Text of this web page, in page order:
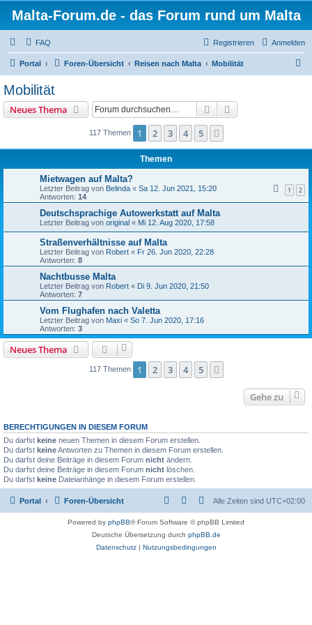
Malta-Forum.de - das Forum rund um Malta
FAQ Anmelden
Registrieren
Portal Foren-Übersicht Reisen nach Malta Mobilität
Mobilität
Neues Thema Suche
117 Themen 1 2 3 4 5
Themen
Mietwagen auf Malta?
Letzter Beitrag von Belinda « Sa 12. Jun 2021, 15:20
Antworten: 14
1 2
Deutschsprachige Autowerkstatt auf Malta
Letzter Beitrag von original « Mi 12. Aug 2020, 17:58
Straßenverhältnisse auf Malta
Letzter Beitrag von Robert « Fr 26. Jun 2020, 22:28
Antworten: 8
Nachtbusse Malta
Letzter Beitrag von Robert « Di 9. Jun 2020, 21:50
Antworten: 7
Vom Flughafen nach Valetta
Letzter Beitrag von Maxi « So 7. Jun 2020, 17:16
Antworten: 3
Neues Thema
117 Themen 1 2 3 4 5
Gehe zu
BERECHTIGUNGEN IN DIESEM FORUM
Du darfst keine neuen Themen in diesem Forum erstellen.
Du darfst keineAntworten zu Themen in diesem Forum erstellen.
Du darfst deine Beiträge in diesem Forum nicht ändern.
Du darfst deine Beiträge in diesem Forum nicht löschen.
Du darfst keine Dateianhänge in diesem Forum erstellen.
Portal Foren-Übersicht Alle Zeiten sind UTC+02:00
Powered by phpBB® Forum Software © phpBB Limited
Deutsche Übersetzung durch phpBB.de
Datenschutz| Nutzungsbedingungen